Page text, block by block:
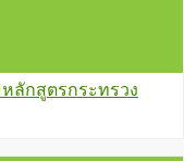
ลักสูตรกระทรวง